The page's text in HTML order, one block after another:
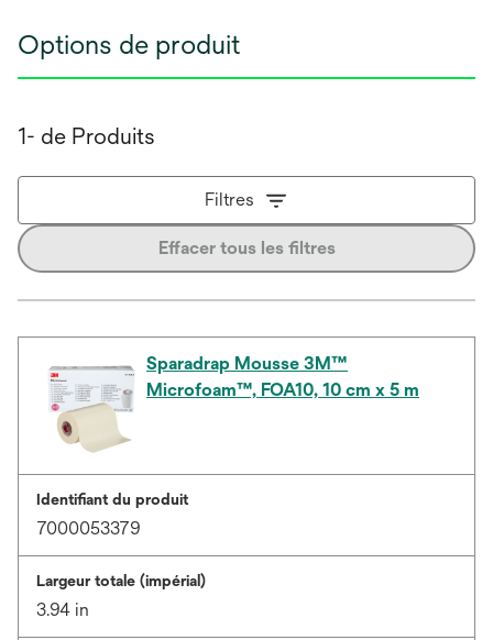
Options de produit
1- de Produits
Filtres
Effacer tous les filtres
Sparadrap Mousse 3M™
Microfoam™, FOA10, 10 cm x 5 m
Identifiant du produit
7000053379
Largeur totale (impérial)
3.94 in